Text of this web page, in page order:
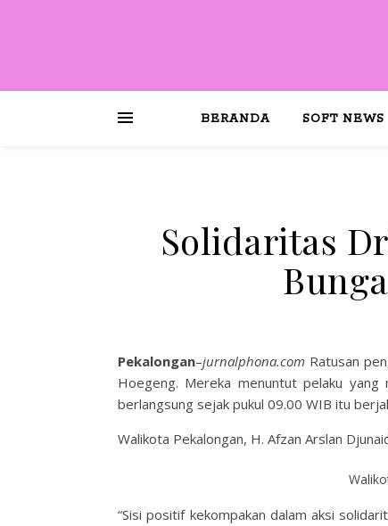
BERANDA SOFT NEWS
Solidaritas
Pekalongan–jurnalphona.com Ratusan
Hoegeng. Mereka menuntut pelaku yang
berlangsung sejak pukul 09.00 WIB itu
Walikota Pekalongan, H. Afzan Arslan
“Sisi positif kekompakan dalam aksi